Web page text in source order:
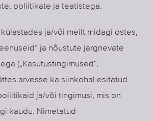
poliitikate ja teatistega.
ja/või meilt midagi ostes,
ja nõustute järgnevate
(„Kasutustingimused“,
arvesse ka siinkohal esitatud
ja/või tingimusi, mis on
kaudu. Nimetatud